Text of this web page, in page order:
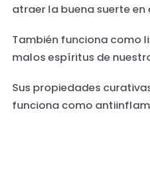
atraer la buena suerte en
También funciona como
malos espíritus de
Sus propiedades
funciona como